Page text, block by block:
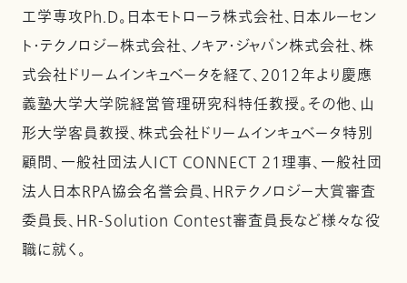
工学専攻Ph.D。日本モトローラ株式会社、日本ルーセン
ト・テクノロジー株式会社、ノキア・ジャパン株式会社、株
式会社ドリームインキュベータを経て、2012年より慶應
義塾大学大学院経営管理研究科特任教授。その他、山
形大学客員教授、株式会社ドリームインキュベータ特別
顧問、一般社団法人ICT CONNECT 21理事、一般社団
法人日本RPA協会名誉会員、HRテクノロジー大賞審査
委員長、HR-Solution Contest審査員長など様々な役
職に就く。